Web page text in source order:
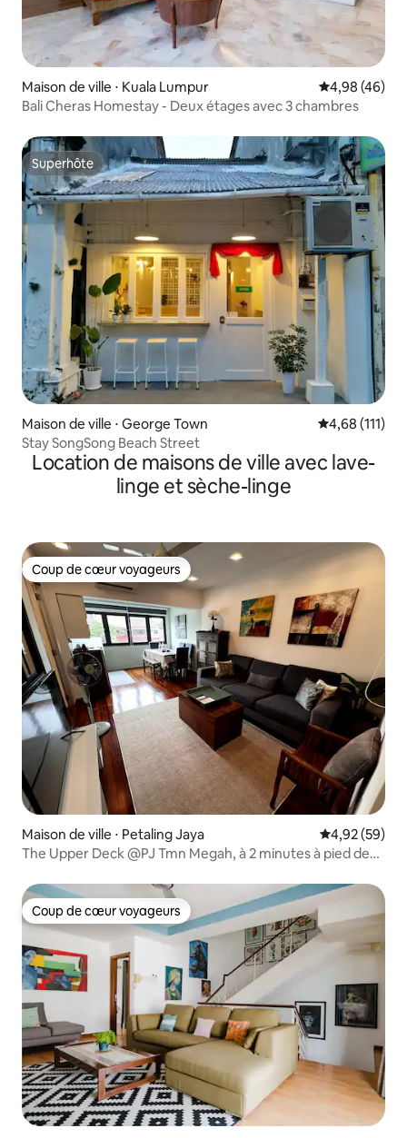
Maison de ville ⋅ Kuala Lumpur Évaluation
4,98 (46)
Bali Cheras Homestay - Deux étages avec 3 chambres
Superhôte
Superhôte
Maison de ville ⋅ George Town Évaluation
4,68 (111)
Stay SongSong Beach Street
Location de maisons de ville avec lave-
linge et sèche-linge
Coup de cœur voyageurs
Coup de cœur voyageurs
Maison de ville ⋅ Petaling Jaya Évaluation
4,92 (59)
The Upper Deck @PJ Tmn Megah, à 2 minutes à pied de
Coup de cœur voyageurs
Coup de cœur voyageurs